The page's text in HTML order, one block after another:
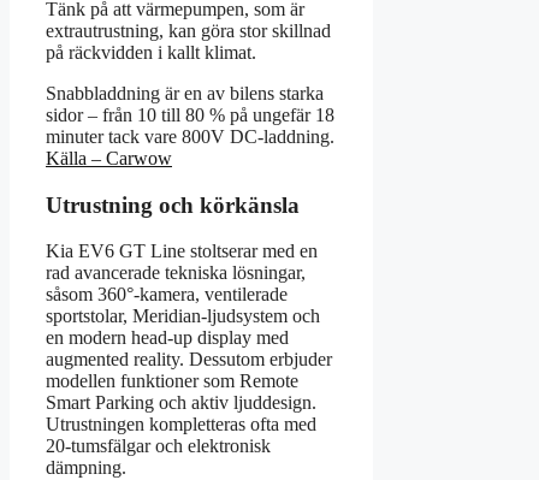
Tänk på att värmepumpen, som är
extrautrustning, kan göra stor skillnad
på räckvidden i kallt klimat.
Snabbladdning är en av bilens starka
sidor – från 10 till 80 % på ungefär 18
minuter tack vare 800V DC-laddning.
Källa – Carwow
Utrustning och körkänsla
Kia EV6 GT Line stoltserar med en
rad avancerade tekniska lösningar,
såsom 360°-kamera, ventilerade
sportstolar, Meridian-ljudsystem och
en modern head-up display med
augmented reality. Dessutom erbjuder
modellen funktioner som Remote
Smart Parking och aktiv ljuddesign.
Utrustningen kompletteras ofta med
20-tumsfälgar och elektronisk
dämpning.